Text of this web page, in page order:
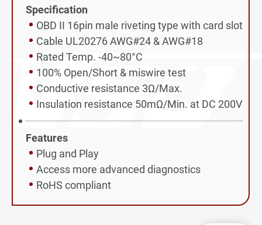
Specification
OBD II 16pin male riveting type with card slot
Cable UL20276 AWG#24 & AWG#18
Rated Temp. -40~80°C
100% Open/Short & miswire test
Conductive resistance 3Ω/Max.
Insulation resistance 50mΩ/Min. at DC 200V
Features
Plug and Play
Access more advanced diagnostics
RoHS compliant
信息娱乐系统
能源系统应用
5G通讯应用与其他
技术与制程能力
新闻 & 活动
投资人专区